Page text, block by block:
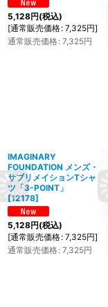
5,128円(税込)
[通常販売価格: 7,325円]
通常販売価格: 7,325円
IMAGINARY
FOUNDATION メンズ・
サブリメイションTシャ
ツ「3-POINT」
[12178]
5,128円(税込)
[通常販売価格: 7,325円]
通常販売価格: 7,325円